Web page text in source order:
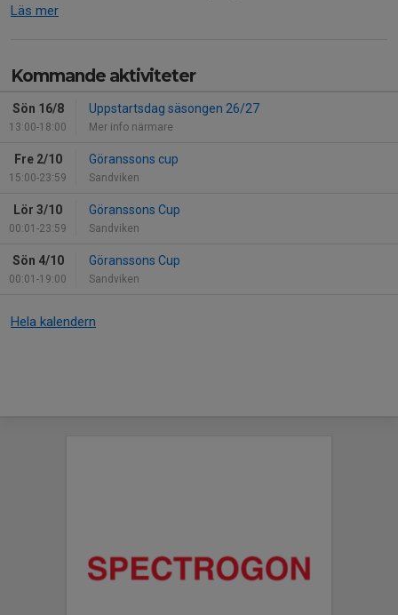
Läs mer
Kommande aktiviteter
Sön 16/8
13:00-18:00
Uppstartsdag säsongen 26/27
Mer info närmare
Fre 2/10
15:00-23:59
Göranssons cup
Sandviken
Lör 3/10
00:01-23:59
Göranssons Cup
Sandviken
Sön 4/10
00:01-19:00
Göranssons Cup
Sandviken
Hela kalendern